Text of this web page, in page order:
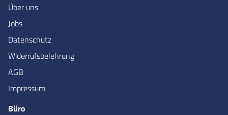
Über uns
Jobs
Datenschutz
Widerrufsbelehrung
AGB
Impressum
Büro